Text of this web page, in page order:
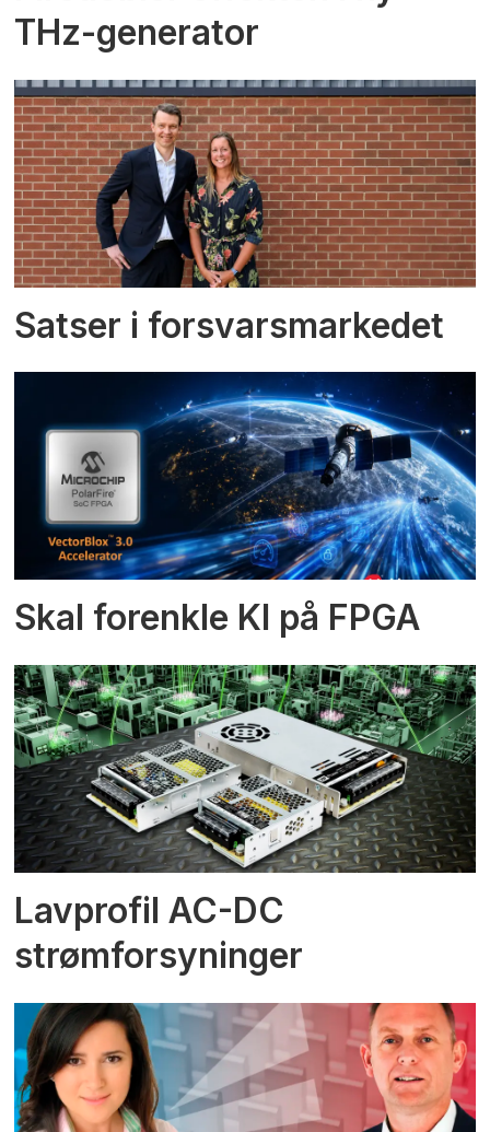
THz-generator
Satser i forsvarsmarkedet
Skal forenkle KI på FPGA
Lavprofil AC-DC
strømforsyninger